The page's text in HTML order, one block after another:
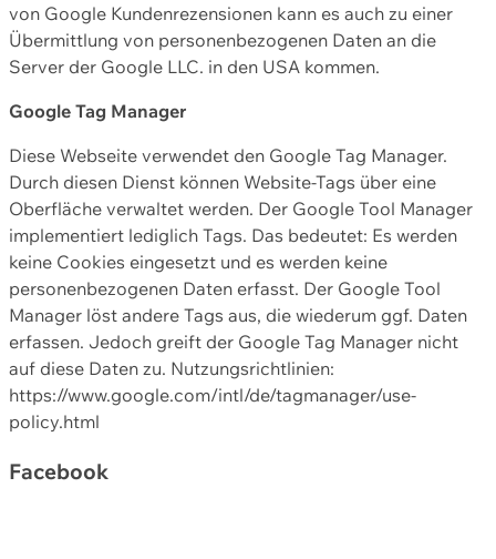
von Google Kundenrezensionen kann es auch zu einer
Übermittlung von personenbezogenen Daten an die
Server der Google LLC. in den USA kommen.
Google Tag Manager
Diese Webseite verwendet den Google Tag Manager.
Durch diesen Dienst können Website-Tags über eine
Oberfläche verwaltet werden. Der Google Tool Manager
implementiert lediglich Tags. Das bedeutet: Es werden
keine Cookies eingesetzt und es werden keine
personenbezogenen Daten erfasst. Der Google Tool
Manager löst andere Tags aus, die wiederum ggf. Daten
erfassen. Jedoch greift der Google Tag Manager nicht
auf diese Daten zu. Nutzungsrichtlinien:
https://www.google.com/intl/de/tagmanager/use-
policy.html
Facebook